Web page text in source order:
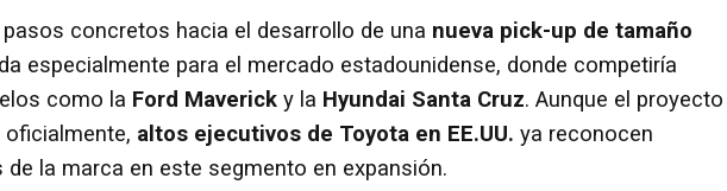
concretos hacia el desarrollo de una nueva pick-up de tamaño
especialmente para el mercado estadounidense, donde competiría
como la Ford Maverick y la Hyundai Santa Cruz. Aunque el proyecto
altos ejecutivos de Toyota en EE.UU. ya reconocen
la marca en este segmento en expansión.